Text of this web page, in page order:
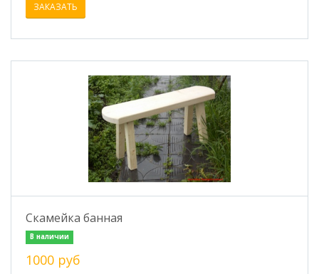
ЗАКАЗАТЬ
Скамейка банная
В наличии
1000 руб